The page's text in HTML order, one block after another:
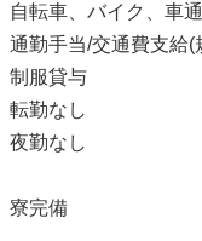
自転車、バイク、車
通勤手当/交通費支給(
制服貸与
転勤なし
夜勤なし
寮完備